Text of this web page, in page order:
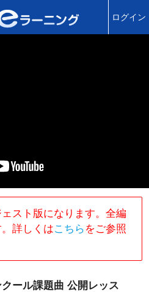
ログイン
スト版になります。全編
詳しくはこちら をご参照
ール課題曲 公開レッス